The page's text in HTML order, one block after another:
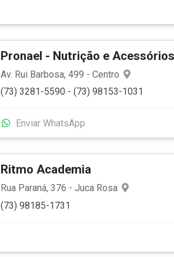
Pronael - Nutrição e
Av. Rui Barbosa, 499 - Centro
(73) 3281-5590 - (73) 98153-1031
Enviar WhatsApp
Ritmo Academia
Rua Paraná, 376 - Juca Rosa
(73) 98185-1731